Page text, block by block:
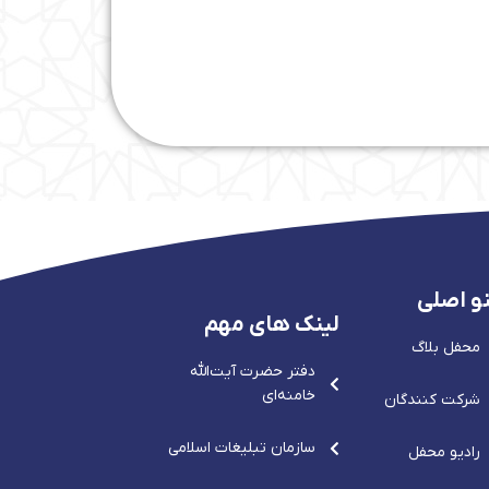
اصلی
محفل بلاگ
شرکت کنندگان
رادیو محفل
لینک های مهم
دفتر حضرت آيت‌الله‌
خامنه‌ای
سازمان تبلیغات اسلامی